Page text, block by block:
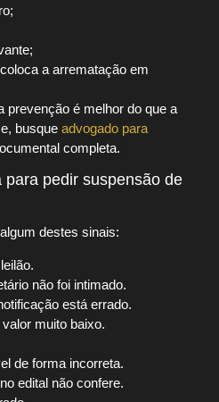
a arrematação em
prevenção é melhor do que a
busque advogado para
completa.
pedir suspensão de
destes sinais:
não foi intimado.
está errado.
muito baixo.
de forma incorreta.
edital não confere.